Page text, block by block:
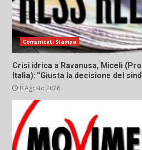
Comunicati Stampa
Crisi idrica a Ravanusa, Miceli
Italia): “Giusta la decisione del
8 Agosto 2026